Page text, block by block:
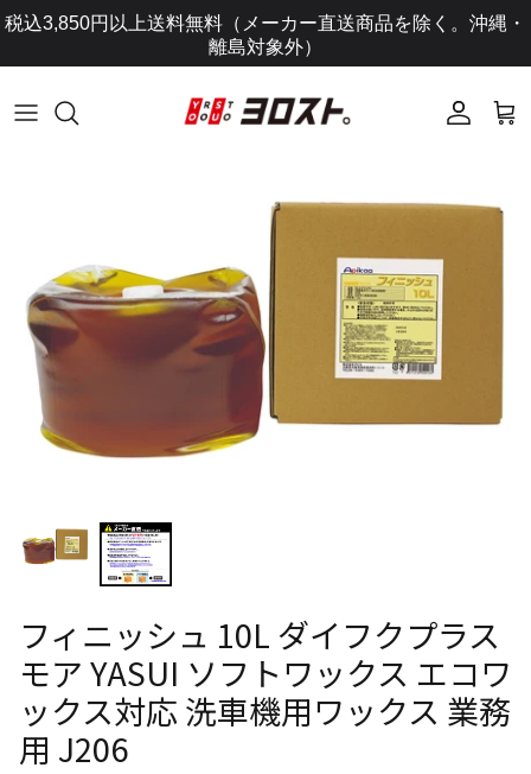
コ
テ
ツ
税込3,850円以上送料無料（メーカー直送商品を除く。沖縄・
離島対象外）
フィニッシュ 10L ダイフクプラス
モア YASUI ソフトワックス エコワ
ックス対応 洗車機用ワックス 業務
用 J206